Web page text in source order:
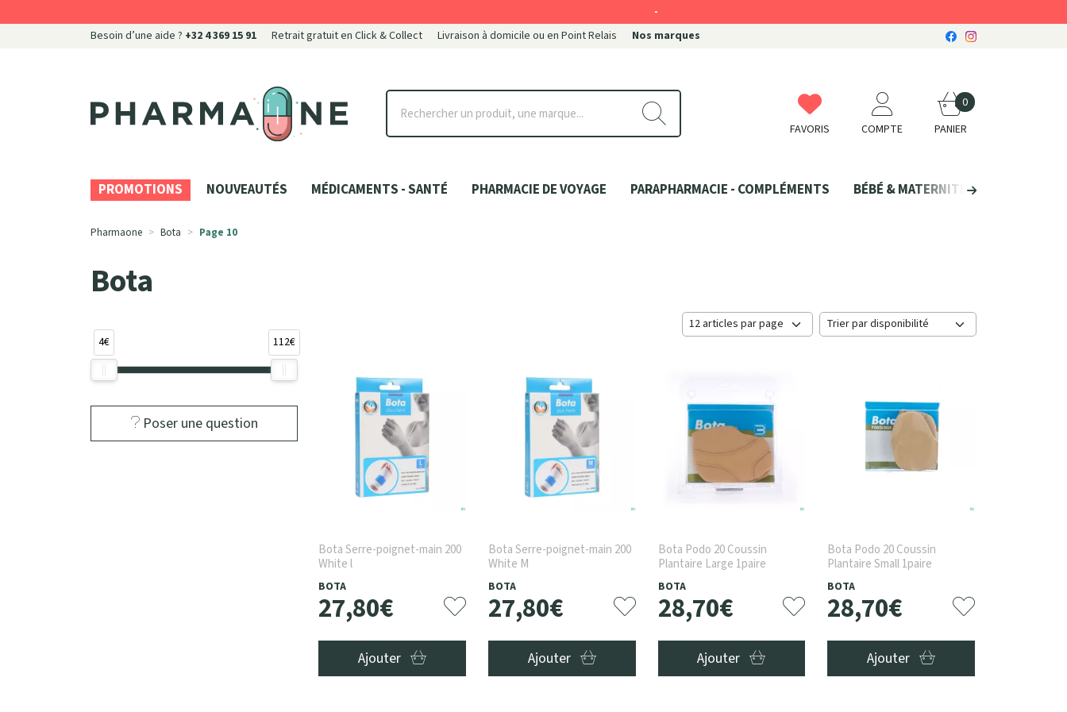
Besoin d’une aide ? +32 4 369 15 91 Retrait gratuit en Click & Collect Livraison à domicile ou en Point Relais Nos marques
Pharmaone Votre pharmacie en ligne à votre service FAVORIS COMPTE PANIER
0
PROMOTIONS NOUVEAUTÉS MÉDICAMENTS - SANTÉ PHARMACIE DE VOYAGE PARAPHARMACIE - COMPLÉMENTS BÉBÉ & MATERNITÉ
Pharmaone Bota Page 10
Bota
Bota Serre-poignet-main 200
White l
BOTA
27,80€
Ajouter
Bota Serre-poignet-main 200
White M
BOTA
27,80€
Ajouter
Bota Podo 20 Coussin
Plantaire Large 1paire
BOTA
28,70€
Ajouter
Bota Podo 20 Coussin
Plantaire Small 1paire
BOTA
28,70€
Ajouter
4€ 112€
Poser une question